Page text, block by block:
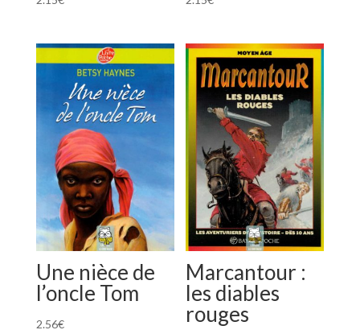
Une nièce de
l’oncle Tom
2.56€
Marcantour :
les diables
rouges